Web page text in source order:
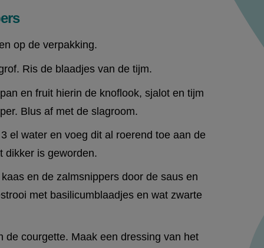
op de verpakking.
Ris de blaadjes van de tijm.
en fruit hierin de knoflook, sjalot en tijm
Blus af met de slagroom.
el water en voeg dit al roerend toe aan de
dikker is geworden.
en de zalmsnippers door de saus en
met basilicumblaadjes en wat zwarte
de courgette. Maak een dressing van het